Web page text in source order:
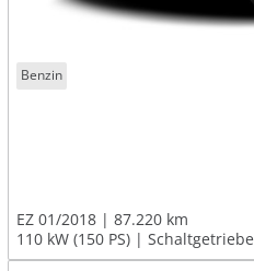
Benzin
EZ 01/2018
87.220 km
110 kW (150 PS)
Schaltgetriebe